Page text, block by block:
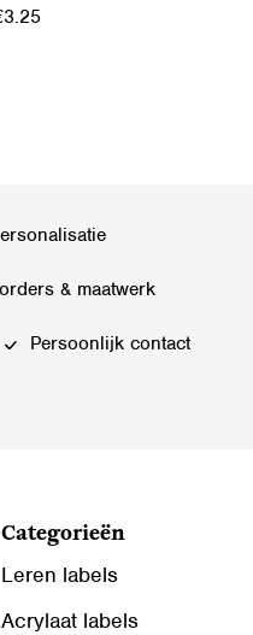
3.25
& maatwerk
Persoonlijk contact
Categorieën
Leren labels
Acrylaat labels